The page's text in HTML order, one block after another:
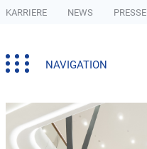
KARRIERE NEWS PRESSE
NAVIGATION